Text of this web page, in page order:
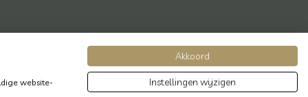
website-
Akkoord
Instellingen wijzigen